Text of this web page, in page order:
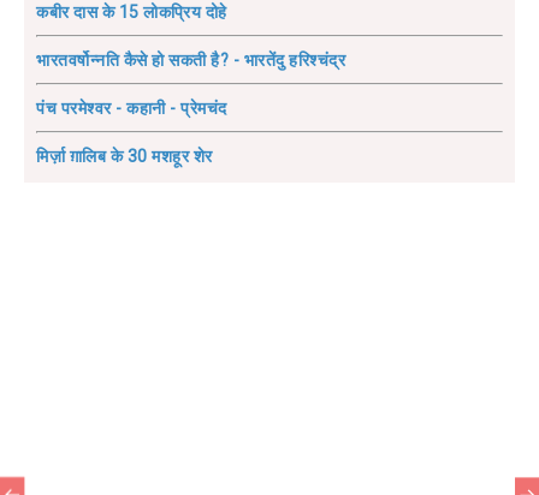
कबीर दास के 15 लोकप्रिय दोहे
भारतवर्षोन्नति कैसे हो सकती है? - भारतेंदु हरिश्चंद्र
पंच परमेश्वर - कहानी - प्रेमचंद
मिर्ज़ा ग़ालिब के 30 मशहूर शेर